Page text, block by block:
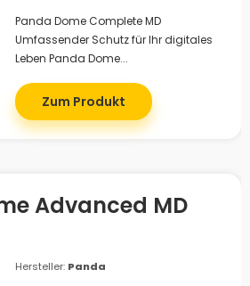
Panda Dome Complete MD
Umfassender Schutz für Ihr digitales
Leben Panda Dome...
Zum Produkt
Advanced MD
Hersteller: Panda